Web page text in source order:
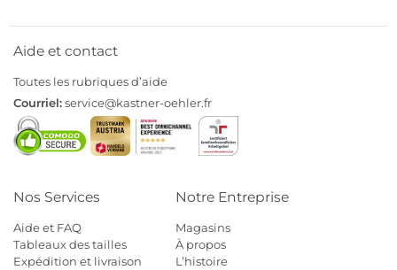
Aide et contact
Toutes les rubriques d’aide
Courriel:service@kastner-oehler.fr
Nos Services
Aide et FAQ
Tableaux des tailles
Expédition et livraison
Notre Entreprise
Magasins
À propos
L’histoire